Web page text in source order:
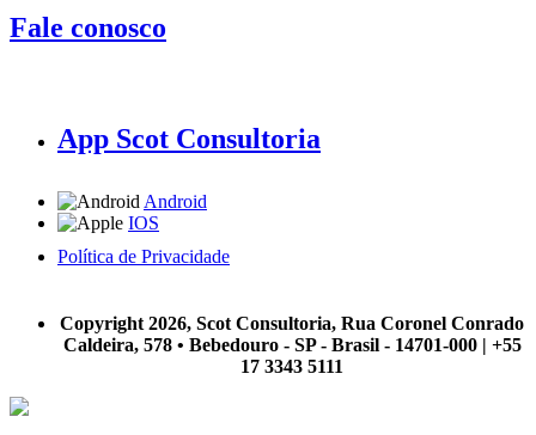
Fale conosco
App Scot Consultoria
Android
IOS
Política de Privacidade
Copyright 2026, Scot Consultoria, Rua Coronel Conrado
Caldeira, 578 • Bebedouro - SP - Brasil - 14701-000 | +55
17 3343 5111